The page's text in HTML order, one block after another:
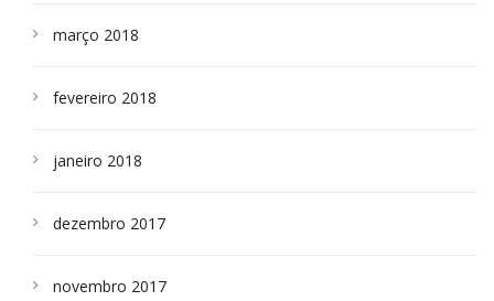
março 2018
fevereiro 2018
janeiro 2018
dezembro 2017
novembro 2017